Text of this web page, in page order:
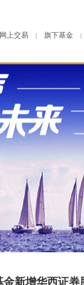
网上交易 | 旗下基金 |
新增华西证